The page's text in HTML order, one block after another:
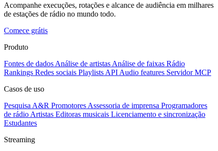
Acompanhe execuções, rotações e alcance de audiência em milhares
de estações de rádio no mundo todo.
Comece grátis
Produto
Fontes de dados Análise de artistas Análise de faixas Rádio
Rankings Redes sociais Playlists API Audio features Servidor MCP
Casos de uso
Pesquisa A&R Promotores Assessoria de imprensa Programadores
de rádio Artistas Editoras musicais Licenciamento e sincronização
Estudantes
Streaming